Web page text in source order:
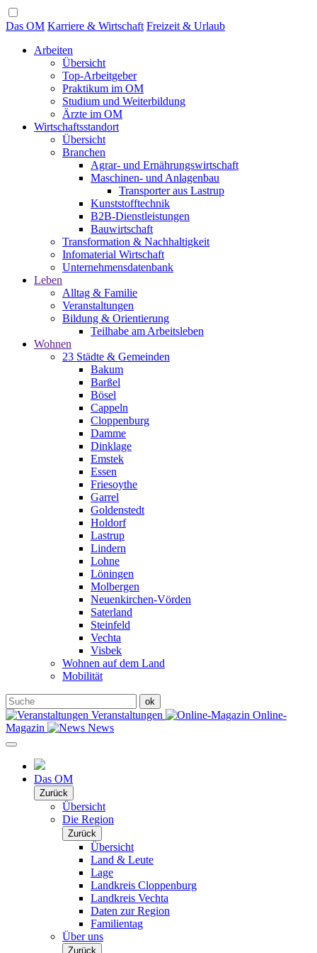
Das OM Karriere & Wirtschaft Freizeit & Urlaub
Arbeiten
Übersicht
Top-Arbeitgeber
Praktikum im OM
Studium und Weiterbildung
Ärzte im OM
Wirtschaftsstandort
Übersicht
Branchen
Agrar- und Ernährungswirtschaft
Maschinen- und Anlagenbau
Transporter aus Lastrup
Kunststofftechnik
B2B-Dienstleistungen
Bauwirtschaft
Transformation & Nachhaltigkeit
Infomaterial Wirtschaft
Unternehmensdatenbank
Leben
Alltag & Familie
Veranstaltungen
Bildung & Orientierung
Teilhabe am Arbeitsleben
Wohnen
23 Städte & Gemeinden
Bakum
Barßel
Bösel
Cappeln
Cloppenburg
Damme
Dinklage
Emstek
Essen
Friesoythe
Garrel
Goldenstedt
Holdorf
Lastrup
Lindern
Lohne
Löningen
Molbergen
Neuenkirchen-Vörden
Saterland
Steinfeld
Vechta
Visbek
Wohnen auf dem Land
Mobilität
Veranstaltungen
Online-
Magazin
News
Das OM
Zurück
Übersicht
Die Region
Zurück
Übersicht
Land & Leute
Lage
Landkreis Cloppenburg
Landkreis Vechta
Daten zur Region
Familientag
Über uns
Zurück